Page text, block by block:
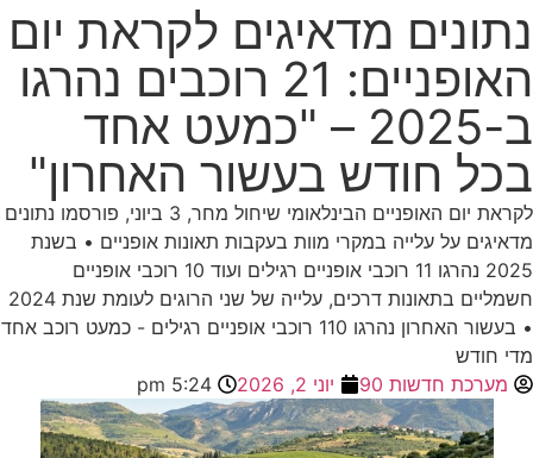
נתונים מדאיגים לקראת יום
האופניים: 21 רוכבים נהרגו
ב-2025 – "כמעט אחד
בכל חודש בעשור האחרון"
לקראת יום האופניים הבינלאומי שיחול מחר, 3 ביוני, פורסמו נתונים
מדאיגים על עלייה במקרי מוות בעקבות תאונות אופניים • בשנת
2025 נהרגו 11 רוכבי אופניים רגילים ועוד 10 רוכבי אופניים
חשמליים בתאונות דרכים, עלייה של שני הרוגים לעומת שנת 2024
• בעשור האחרון נהרגו 110 רוכבי אופניים רגילים - כמעט רוכב אחד
מדי חודש
מערכת חדשות 90
יוני 2, 2026 5:24 pm